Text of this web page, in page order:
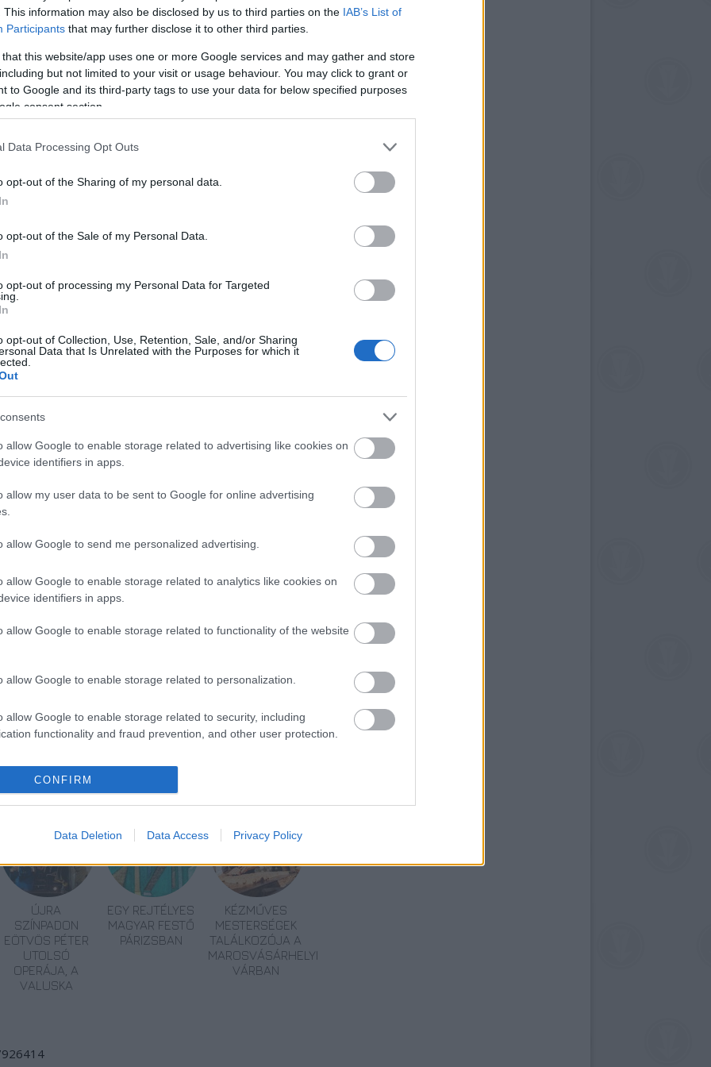
This information may also be disclosed by us to third parties on the IAB’s List of
Participants that may further disclose it to other third parties.
that this website/app uses one or more Google services and may gather and store
but not limited to your visit or usage behaviour. You may click to grant or
to Google and its third-party tags to use your data for below specified purposes
consent section.
Data Processing Opt Outs
opt-out of the Sharing of my personal data.
opt-out of the Sale of my Personal Data.
opt-out of processing my Personal Data for Targeted
opt-out of Collection, Use, Retention, Sale, and/or Sharing
Data that Is Unrelated with the Purposes for which it
allow Google to enable storage related to advertising like cookies on
identifiers in apps.
allow my user data to be sent to Google for online advertising
allow Google to send me personalized advertising.
allow Google to enable storage related to analytics like cookies on
identifiers in apps.
allow Google to enable storage related to functionality of the website
allow Google to enable storage related to personalization.
allow Google to enable storage related to security, including
functionality and fraud prevention, and other user protection.
CONFIRM
Data Deletion Data Access Privacy Policy
énekelt különböző külföldi előadásokban, de
és Bretz Gábor (Fotó: Éder Vera)
"a Bastille-ban debütálni olyan, mintha az
Egy A-kategóriás operaházban énekelni a karrier
nagyon kritikus a közönség, vagy szeretik az
jó az énekesi gárda".
Molnár Levente a csíkszeredai Nagy István
magánének szakának elvégzése után 18
Színházban. Ugyanebben az évben nyert
szakára, ahol román mesterei voltak,
a müncheni Bayerische Staatsoper
évente 4-5 hónapig a világ számos
mellett a londoni Covent Gardenben, a
is fellép. Anyaszínházának azonban továbbra
ahol 2004-ben mutatkozott be, és saját szavai
nagyon széles repertoárt kialakítva.
Erdély Csíkszereda Elmúlás
ÚJRA
SZÍNPADON
EÖTVÖS PÉTER
UTOLSÓ
OPERÁJA, A
VALUSKA
EGY REJTÉLYES
MAGYAR FESTŐ
PÁRIZSBAN
KÉZMŰVES
MESTERSÉGEK
TALÁLKOZÓJA A
MAROSVÁSÁRHELYI
VÁRBAN